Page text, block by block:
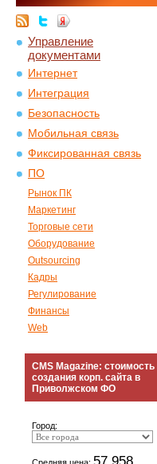
Управление
документами
Интернет
Интеграция
Безопасность
Мобильная связь
Фиксированная связь
ПО
Рынок ПК
Маркетинг
Торговые сети
Оборудование
Outsourcing
Кадры
Регулирование
Финансы
Web
CMS Magazine: стоимость
создания корп. сайта в
Приволжском ФО
Город:
57 958